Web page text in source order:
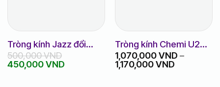
Tròng kính Jazz đổi
màu 1.56 HMC
photogrey
500,000VND
Giá
450,000VNDGiá
Tròng kính Chemi U2
1.67 UV400 ASP
CRYSTAL U2 COATED
1,070,000VND –
1,170,000VNDKhoảng